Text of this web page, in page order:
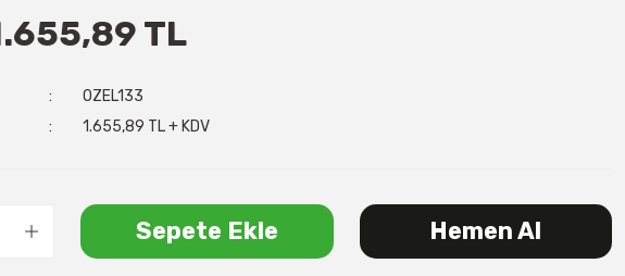
TL
OZEL133
1.655,89 TL + KDV
Sepete Ekle Hemen Al